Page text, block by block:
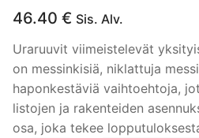
46.40 € Sis. Alv.
Uraruuvit viimeistelevät
on messinkisiä, niklattuja
haponkestäviä vaihtoehtoja,
listojen ja rakenteiden
osa, joka tekee